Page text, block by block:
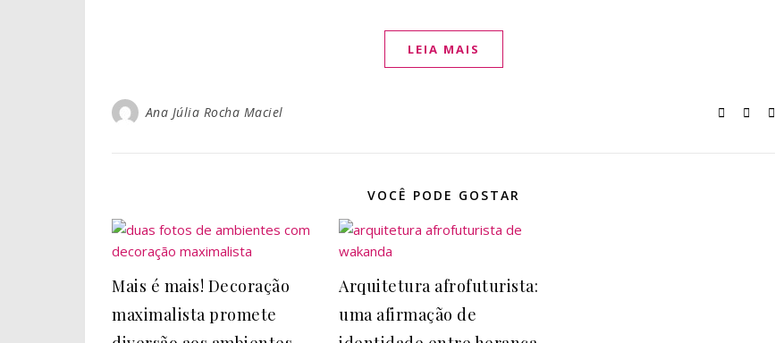
LEIA MAIS
Ana Júlia Rocha Maciel
VOCÊ PODE GOSTAR
Mais é mais! Decoração
maximalista promete
Arquitetura afrofuturista:
uma afirmação de